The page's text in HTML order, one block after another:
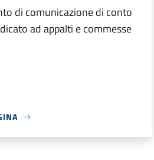
di comunicazione di conto
ad appalti e commesse